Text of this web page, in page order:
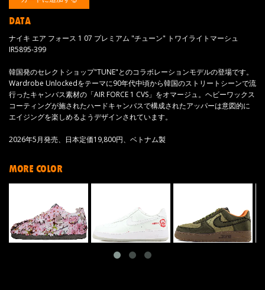
DATA
ナイキ エア フォース 1 07 プレミアム "チューン" トワイライトマーシュ
IR5895-399
韓国発のセレクトショップ"TUNE"とのコラボレーションモデルの登場です。
Wardrobe Unlockedをテーマに90年代中頃から韓国のストリートシーンで流
行ったキャンバス素材の「AIR FORCE 1 CVS」をオマージュ。ヘビーワックス
コーティングが施されたハードキャンバスで構成されたアッパーは意図的に
エイジングを楽しめるようデザインされています。
2026年5月発売、日本定価19,800円、ベトナム製
MORE COLOR